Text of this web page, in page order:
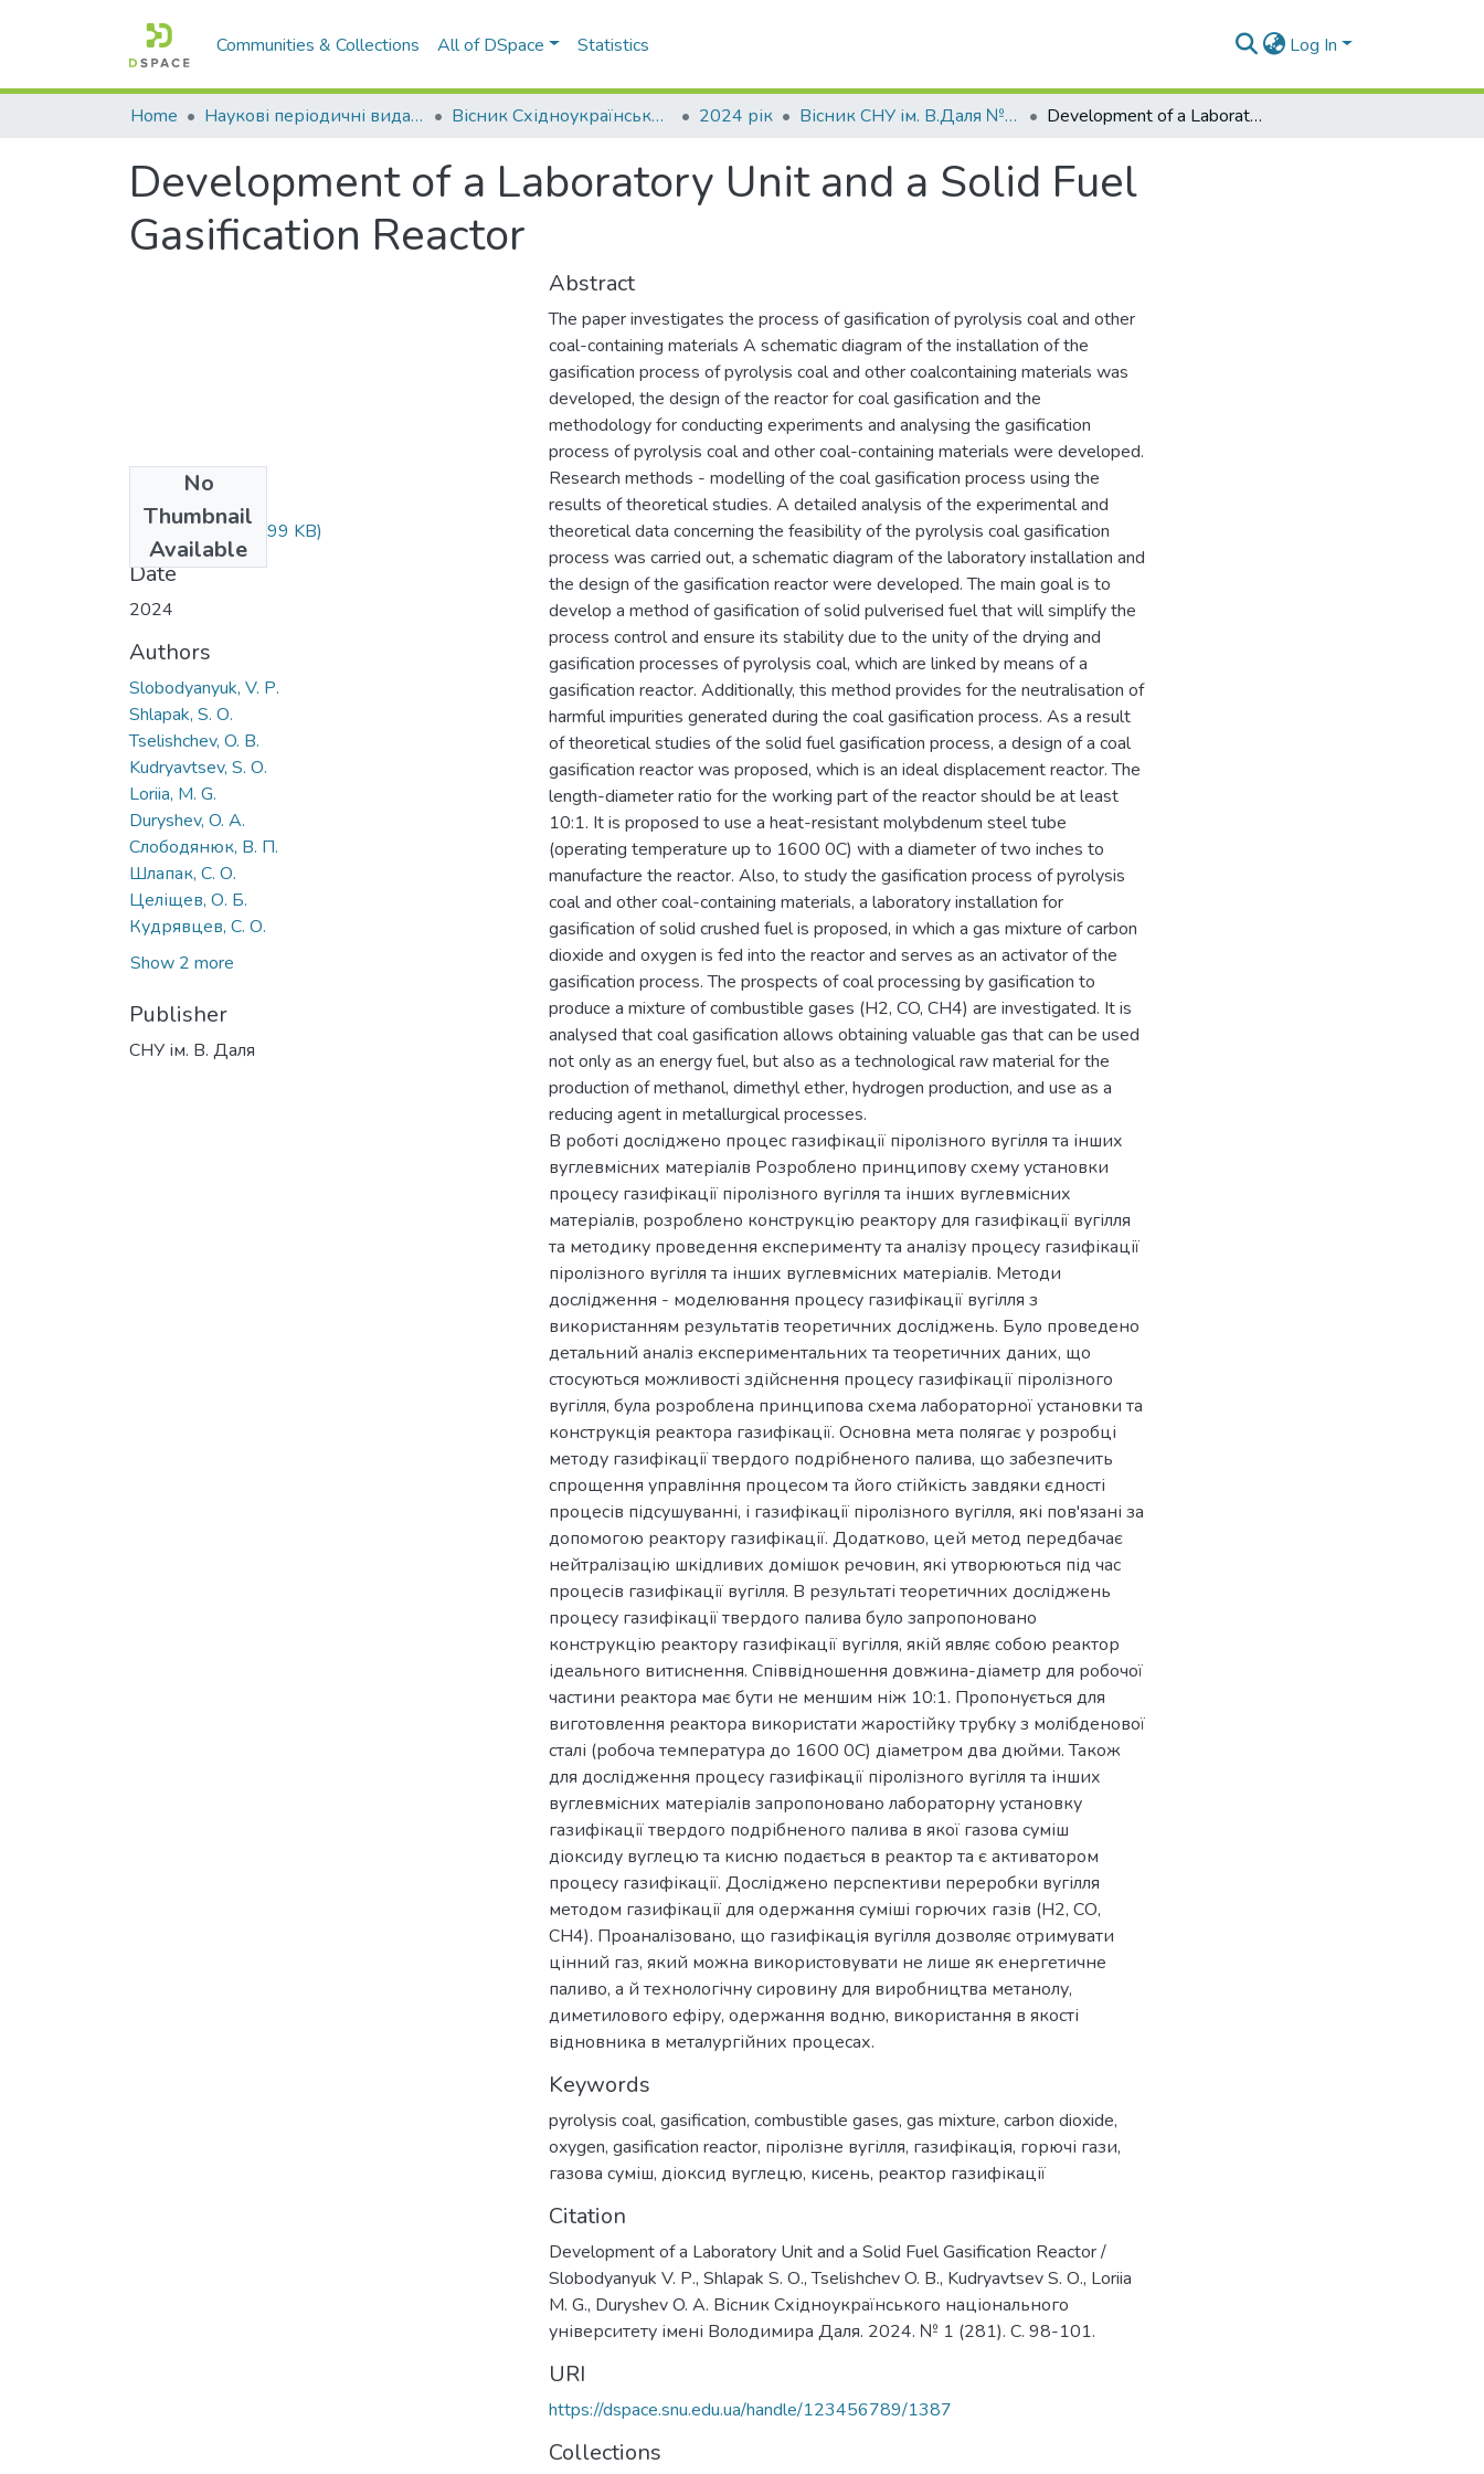
Communities & Collections All of DSpace Statistics Log In
Home Наукові періодичні видання СНУ ім. В. Даля Вісник Східноукраїнського національного університету імені В. Даля 2024 рік Вісник СНУ ім. В.Даля № 1 (281) 2024 Development of a Laboratory Unit and a Solid Fuel Gasification Reactor
Development of a Laboratory Unit and a Solid Fuel
Gasification Reactor
No
Thumbnail
Available
98-101.pdf(677.99 KB)
Date
2024
Authors
Slobodyanyuk, V. Р.
Shlapak, S. О.
Tselishchev, O. В.
Kudryavtsev, S. О.
Loriia, M. G.
Duryshev, O. A.
Слободянюк, В. П.
Шлапак, С. О.
Целіщев, О. Б.
Кудрявцев, С. О.
Show 2 more
Publisher
СНУ ім. В. Даля
Abstract
The paper investigates the process of gasification of pyrolysis coal and other
coal-containing materials A schematic diagram of the installation of the
gasification process of pyrolysis coal and other coalcontaining materials was
developed, the design of the reactor for coal gasification and the
methodology for conducting experiments and analysing the gasification
process of pyrolysis coal and other coal-containing materials were developed.
Research methods - modelling of the coal gasification process using the
results of theoretical studies. A detailed analysis of the experimental and
theoretical data concerning the feasibility of the pyrolysis coal gasification
process was carried out, a schematic diagram of the laboratory installation and
the design of the gasification reactor were developed. The main goal is to
develop a method of gasification of solid pulverised fuel that will simplify the
process control and ensure its stability due to the unity of the drying and
gasification processes of pyrolysis coal, which are linked by means of a
gasification reactor. Additionally, this method provides for the neutralisation of
harmful impurities generated during the coal gasification process. As a result
of theoretical studies of the solid fuel gasification process, a design of a coal
gasification reactor was proposed, which is an ideal displacement reactor. The
length-diameter ratio for the working part of the reactor should be at least
10:1. It is proposed to use a heat-resistant molybdenum steel tube
(operating temperature up to 1600 0C) with a diameter of two inches to
manufacture the reactor. Also, to study the gasification process of pyrolysis
coal and other coal-containing materials, a laboratory installation for
gasification of solid crushed fuel is proposed, in which a gas mixture of carbon
dioxide and oxygen is fed into the reactor and serves as an activator of the
gasification process. The prospects of coal processing by gasification to
produce a mixture of combustible gases (H2, CO, CH4) are investigated. It is
analysed that coal gasification allows obtaining valuable gas that can be used
not only as an energy fuel, but also as a technological raw material for the
production of methanol, dimethyl ether, hydrogen production, and use as a
reducing agent in metallurgical processes.
В роботі досліджено процес газифікації піролізного вугілля та інших
вуглевмісних матеріалів Розроблено принципову схему установки
процесу газифікації піролізного вугілля та інших вуглевмісних
матеріалів, розроблено конструкцію реактору для газифікації вугілля
та методику проведення експерименту та аналізу процесу газифікації
піролізного вугілля та інших вуглевмісних матеріалів. Методи
дослідження - моделювання процесу газифікації вугілля з
використанням результатів теоретичних досліджень. Було проведено
детальний аналіз експериментальних та теоретичних даних, що
стосуються можливості здійснення процесу газифікації піролізного
вугілля, була розроблена принципова схема лабораторної установки та
конструкція реактора газифікації. Основна мета полягає у розробці
методу газифікації твердого подрібненого палива, що забезпечить
спрощення управління процесом та його стійкість завдяки єдності
процесів підсушуванні, і газифікації піролізного вугілля, які пов'язані за
допомогою реактору газифікації. Додатково, цей метод передбачає
нейтралізацію шкідливих домішок речовин, які утворюються під час
процесів газифікації вугілля. В результаті теоретичних досліджень
процесу газифікації твердого палива було запропоновано
конструкцію реактору газифікації вугілля, якій являє собою реактор
ідеального витиснення. Співвідношення довжина-діаметр для робочої
частини реактора має бути не меншим ніж 10:1. Пропонується для
виготовлення реактора використати жаростійку трубку з молібденової
сталі (робоча температура до 1600 0С) діаметром два дюйми. Також
для дослідження процесу газифікації піролізного вугілля та інших
вуглевмісних матеріалів запропоновано лабораторну установку
газифікації твердого подрібненого палива в якої газова суміш
діоксиду вуглецю та кисню подається в реактор та є активатором
процесу газифікації. Досліджено перспективи переробки вугілля
методом газифікації для одержання суміші горючих газів (Н2, СО,
СН4). Проаналізовано, що газифікація вугілля дозволяє отримувати
цінний газ, який можна використовувати не лише як енергетичне
паливо, а й технологічну сировину для виробництва метанолу,
диметилового ефіру, одержання водню, використання в якості
відновника в металургійних процесах.
Keywords
pyrolysis coal, gasification, combustible gases, gas mixture, carbon dioxide,
oxygen, gasification reactor, піролізне вугілля, газифікація, горючі гази,
газова суміш, діоксид вуглецю, кисень, реактор газифікації
Citation
Development of a Laboratory Unit and a Solid Fuel Gasification Reactor /
Slobodyanyuk V. Р., Shlapak S. О., Tselishchev O. В., Kudryavtsev S. О., Loriia
M. G., Duryshev O. A. Вісник Східноукраїнського національного
університету імені Володимира Даля. 2024. № 1 (281). С. 98-101.
URI
https://dspace.snu.edu.ua/handle/123456789/1387
Collections